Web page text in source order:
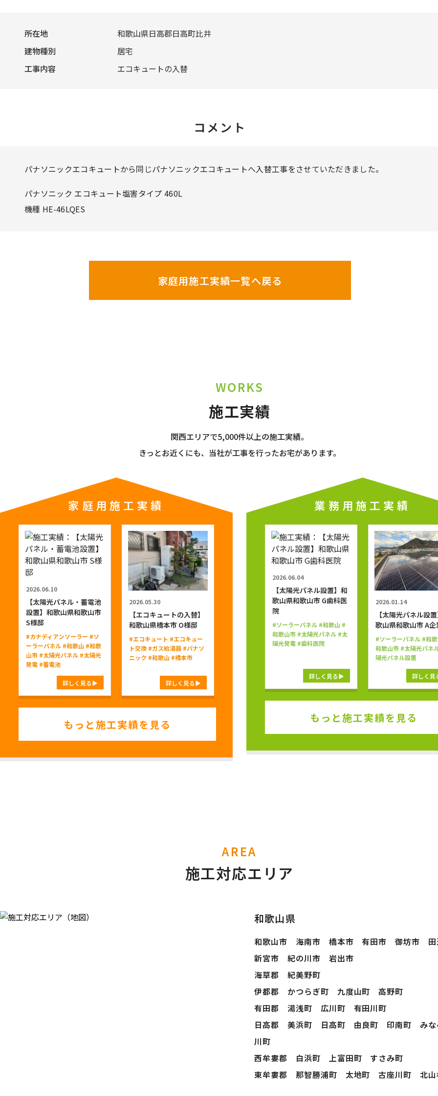
所在地
和歌山県日高郡日高町比井
建物種別
居宅
工事内容
エコキュートの入替
コメント
パナソニックエコキュートから同じパナソニックエコキュートへ入替工事をさせていただきました。
パナソニック エコキュート塩害タイプ 460L
機種 HE-46LQES
家庭用施工実績一覧へ戻る
WORKS
施工実績
関西エリアで5,000件以上の施工実績。
きっとお近くにも、当社が工事を行ったお宅があります。
家庭用施工実績
2026.06.10
【太陽光パネル・蓄電池
設置】和歌山県和歌山市
S様邸
#カナディアンソーラー #ソ
ーラーパネル #和歌山 #和歌
山市 #太陽光パネル #太陽光
発電 #蓄電池
詳しく見る
2026.05.30
【エコキュートの入替】
和歌山県橋本市 O様邸
#エコキュート #エコキュー
ト交換 #ガス給湯器 #パナソ
ニック #和歌山 #橋本市
詳しく見る
もっと施工実績を見る
業務用施工実績
2026.06.04
【太陽光パネル設置】和
歌山県和歌山市 G歯科医
院
#ソーラーパネル #和歌山 #
和歌山市 #太陽光パネル #太
陽光発電 #歯科医院
詳しく見る
2026.01.14
【太陽光パネル設
歌山県和歌山市 A企
#ソーラーパネル #和
和歌山市 #太陽光パネ
陽光パネル設置
詳しく見
もっと施工実績を見る
AREA
施工対応エリア
和歌山県
和歌山市 海南市 橋本市 有田市 御坊市 田
新宮市 紀の川市 岩出市
海草郡 紀美野町
伊都郡 かつらぎ町 九度山町 高野町
有田郡 湯浅町 広川町 有田川町
日高郡 美浜町 日高町 由良町 印南町 み
川町
西牟婁郡 白浜町 上富田町 すさみ町
東牟婁郡 那智勝浦町 太地町 古座川町 北